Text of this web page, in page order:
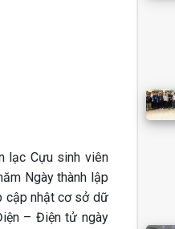
lạc Cựu sinh viên
Ngày thành lập
cập nhật cơ sở dữ
– Điện tử ngày